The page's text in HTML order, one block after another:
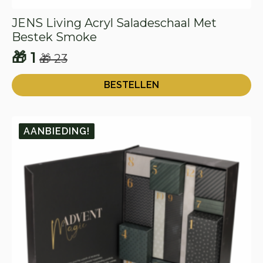
JENS Living Acryl Saladeschaal Met
Bestek Smoke
🎁23
Oorspronkelijke
prijs
was:
🎁 1
Huidige
prijs
is:
BESTELLEN
AANBIEDING!